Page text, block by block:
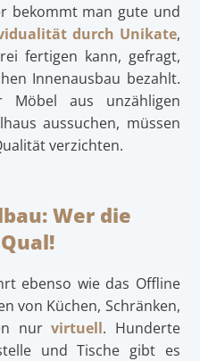
bekommt man gute und
durch Unikate,
fertigen kann, gefragt,
Innenausbau bezahlt.
Möbel aus unzähligen
aussuchen, müssen
verzichten.
Wer die
ebenso wie das Offline
von Küchen, Schränken,
nurvirtuell. Hunderte
und Tische gibt es